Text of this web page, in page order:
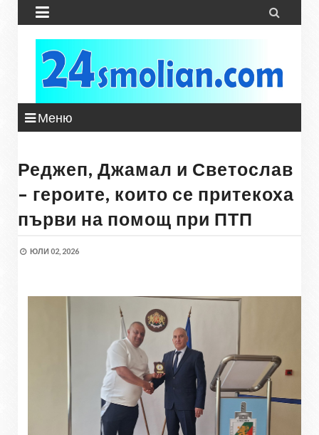
 
Меню
Реджеп, Джамал и Светослав
– героите, които се притекоха
първи на помощ при ПТП
ЮЛИ 02, 2026